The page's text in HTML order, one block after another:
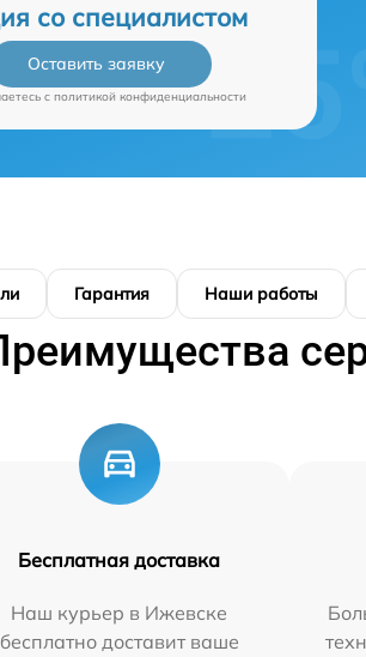
со специалистом
Оставить заявку
c политикой конфиденциальности
Гарантия Наши работы
Бесплатная доставка
Наш курьер в Ижевске
бесплатно доставит ваше